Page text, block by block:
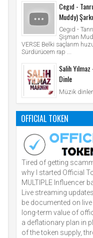
Cegıd -
Muddy)
Cegıd -
Şişman
VERSE Belki saçlarım
Sürdürücem rap ...
Salih
Dinle
Müzik
OFFICIAL TOKEN
Tired of getting
why I started Official
MULTIPLE Influencer
Live streaming
be documented on
long-term value of
a deflationary plan in
of the token supply,